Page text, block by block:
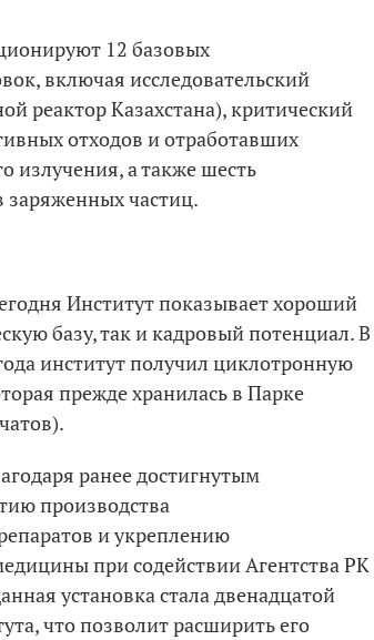
12 базовых
включая исследовательский
реактор Казахстана), критический
отходов и отработавших
излучения, а также шесть
заряженных частиц.
Институт показывает хороший
базу, так и кадровый потенциал. В
институт получил циклотронную
прежде хранилась в Парке
ранее достигнутым
производства
и укреплению
при содействии Агентства РК
установка стала двенадцатой
что позволит расширить его